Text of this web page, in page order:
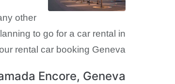
other
to go for a car rental in
rental car booking Geneva.
Encore, Geneva